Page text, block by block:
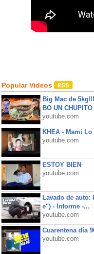
Popular Videos
Big Mac de
BO UN
youtube.com
KHEA - Mami
youtube.com
ESTOY BIEN
youtube.com
Lavado de
e") - Informe -...
youtube.com
Cuarentena día
youtube.com